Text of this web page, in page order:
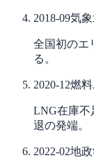
2018-09気象
全国初のエ
る。
2020-12燃料
LNG在庫不
退の発端。
2022-02地